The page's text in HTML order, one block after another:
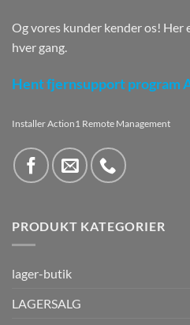
Og vores kunder kender os!
hver gang.
Hent fjernsupport program
Installer Action1 Remote Management
PRODUKT KATEGORIER
lager-butik
LAGERSALG